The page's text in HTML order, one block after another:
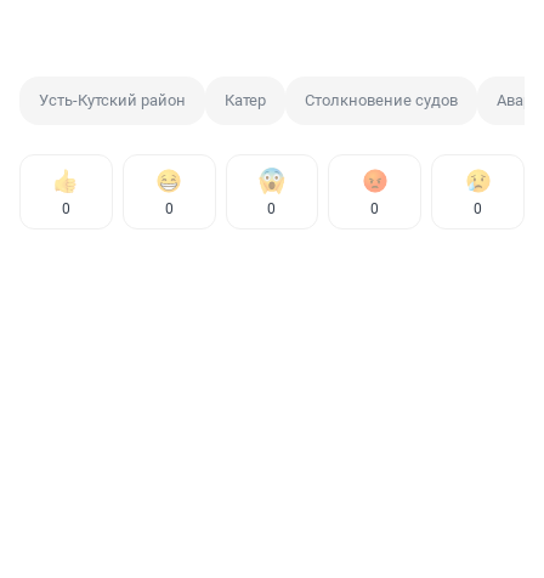
Усть-Кутский район Катер Столкновение судов
0 0 0 0 0